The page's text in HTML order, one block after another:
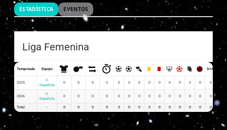
ESTADÍSTICA EVENTOS
Liga Femenina
Temporada Equipo G+A
2025
U.
Española
0 0 0 0 0 0 0 0 0 0 0 0 0 0
2026
U.
Española
0 0 0 0 0 0 0 0 0 0 0 0 0 0
Total - 0 0 0 0 0 0 0 0 0 0 0 0 0 0